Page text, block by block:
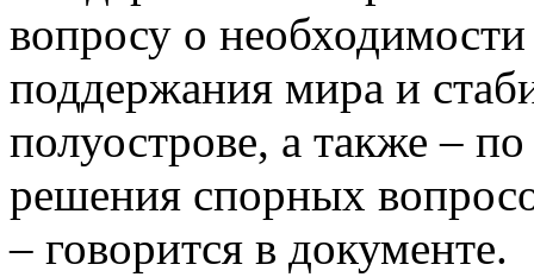
вопросу о
поддержания мира и
полуострове, а также –
решения спорных
– говорится в документе.